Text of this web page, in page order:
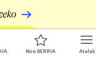
Atalak
Nire BERRIA